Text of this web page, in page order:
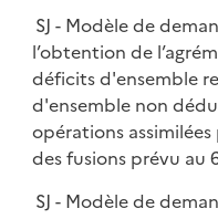
SJ - Modèle de
l’obtention de
déficits d'ensemble
d'ensemble non
opérations assimilées
des fusions prévu au
SJ - Modèle de